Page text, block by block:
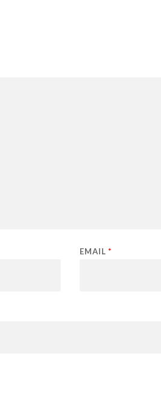
EMAIL *